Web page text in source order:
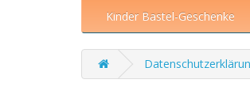
Kinder Bastel-Geschenke